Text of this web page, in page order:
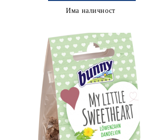
Има наличност